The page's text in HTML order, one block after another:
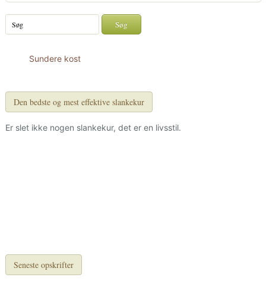
Sundere kost
Den bedste og mest effektive slankekur
Er slet ikke nogen slankekur, det er en livsstil.
Seneste opskrifter